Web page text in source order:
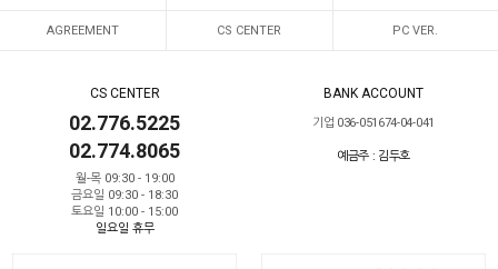
AGREEMENT CS CENTER PC VER.
CS CENTER
02.776.5225
02.774.8065
월-목 09:30 - 19:00
금요일 09:30 - 18:30
토요일 10:00 - 15:00
일요일 휴무
BANK ACCOUNT
기업 036-051674-04-041
예금주 : 김두호